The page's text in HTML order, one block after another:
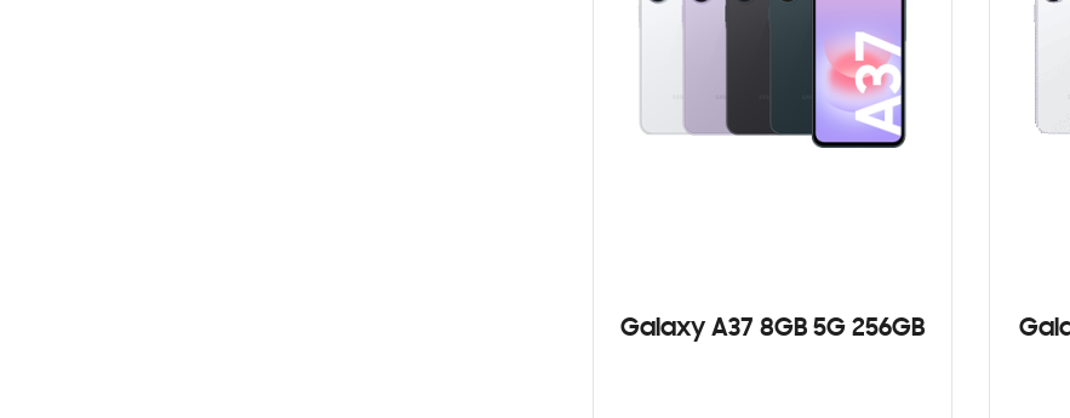
Galaxy A37 8GB 5G 256GB